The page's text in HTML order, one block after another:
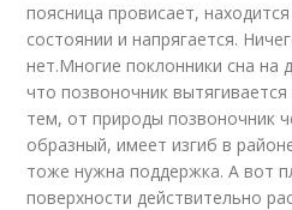
поясница провисает,
состоянии и напрягается.
нет.Многие поклонники сна на
что позвоночник
тем, от природы позвоночник
образный, имеет изгиб в
тоже нужна поддержка. А вот
поверхности действительно